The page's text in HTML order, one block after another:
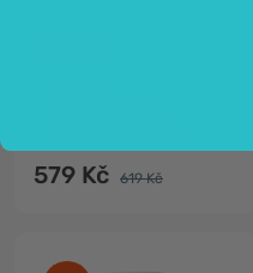
579 Kč 619 Kč